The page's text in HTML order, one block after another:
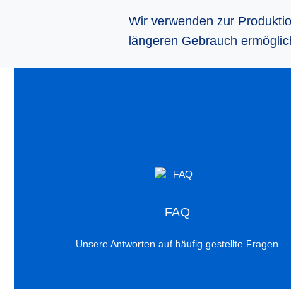
Wir verwenden zur
längeren Gebrauch
FAQ
Unsere Antworten auf häufig gestellte Fragen